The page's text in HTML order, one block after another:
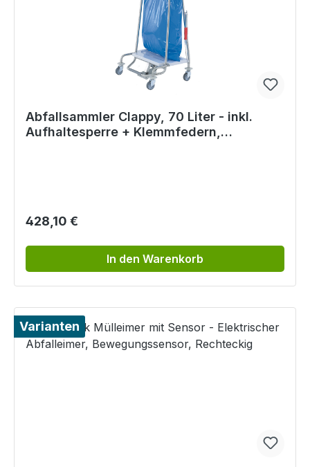
Abfallsammler Clappy, 70 Liter - inkl.
Aufhaltesperre + Klemmfedern,
Regulärer Preis:
428,10 €
In den Warenkorb
Varianten